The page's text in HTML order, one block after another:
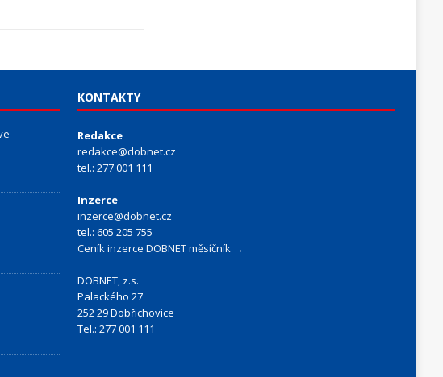
KONTAKTY
Redakce
redakce@dobnet.cz
tel.: 277 001 111
Inzerce
inzerce@dobnet.cz
tel.: 605 205 755
Ceník inzerce DOBNET měsíčník →
DOBNET, z.s.
Palackého 27
252 29 Dobřichovice
Tel.: 277 001 111